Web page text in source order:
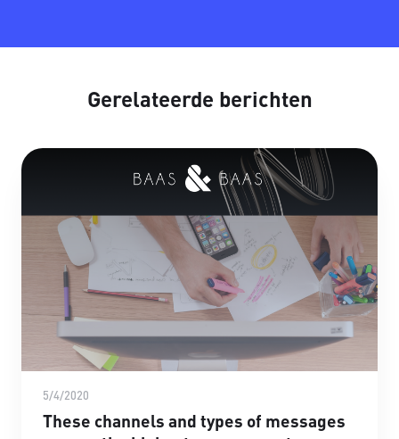
Gerelateerde berichten
5/4/2020
These channels and types of messages